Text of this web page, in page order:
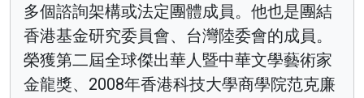
多個諮詢架構或法定團體成員。他也是團結
香港基金研究委員會、台灣陸委會的成員。
榮獲第二屆全球傑出華人暨中華文學藝術家
金龍獎、2008年香港科技大學商學院范克廉